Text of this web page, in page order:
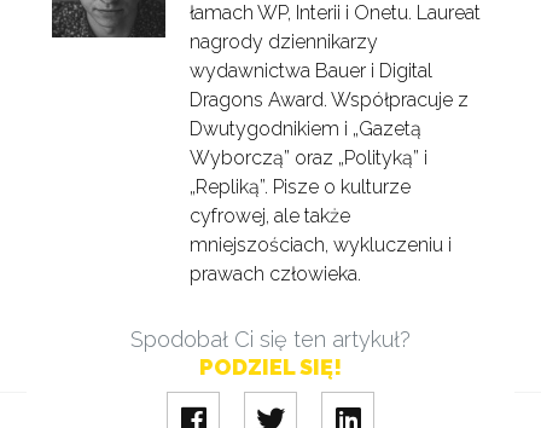
łamach WP, Interii i Onetu. Laureat
nagrody dziennikarzy
wydawnictwa Bauer i Digital
Dragons Award. Współpracuje z
Dwutygodnikiem i „Gazetą
Wyborczą” oraz „Polityką” i
„Repliką”. Pisze o kulturze
cyfrowej, ale także
mniejszościach, wykluczeniu i
prawach człowieka.
Spodobał Ci się ten artykuł?
PODZIEL SIĘ!